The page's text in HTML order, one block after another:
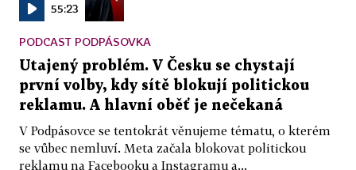
55:23
PODCAST PODPÁSOVKA
Utajený problém. V Česku se chystají
první volby, kdy sítě blokují politickou
reklamu. A hlavní oběť je nečekaná
V Podpásovce se tentokrát věnujeme tématu, o kterém
se vůbec nemluví. Meta začala blokovat politickou
reklamu na Facebooku a Instagramu a...